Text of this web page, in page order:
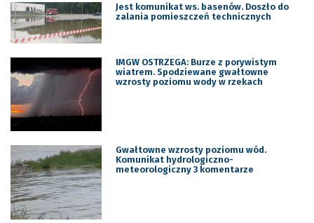
Jest komunikat ws. basenów. Doszło do
zalania pomieszczeń technicznych
IMGW OSTRZEGA: Burze z porywistym
wiatrem. Spodziewane gwałtowne
wzrosty poziomu wody w rzekach
Gwałtowne wzrosty poziomu wód.
Komunikat hydrologiczno-
meteorologiczny 3 komentarze